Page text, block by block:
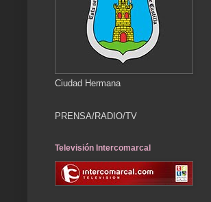
Ciudad Hermana
PRENSA/RADIO/TV
Televisión Intercomarcal